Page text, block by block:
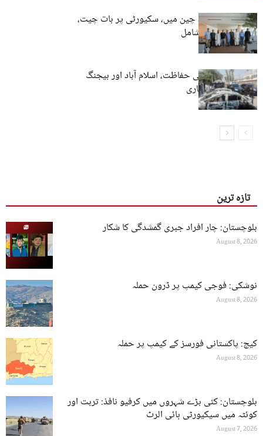
بلوچستان کا وفد چین میں، سکیورٹی پر بات چیت،
ڈاکٹر عبدالمالک شامل
چینی شہریوں کی حفاظت، اسلام آباد اور بیجنگ
میں بات چیت جاری
تازہ ترین
بلوچستان: چار افراد جبری گمشدگی کا شکار
August 8, 2026
نوشکی: فوجی کیمپ پر ڈرون حملہ
August 8, 2026
کیچ: پاکستانی فورسز کے کیمپ پر حملہ
August 8, 2026
بلوچستان: کئی بڑے شہروں میں کرفیو نافذ: تربت اور
کوئٹہ میں سیکیورٹی ہائی الرٹ
August 7, 2026